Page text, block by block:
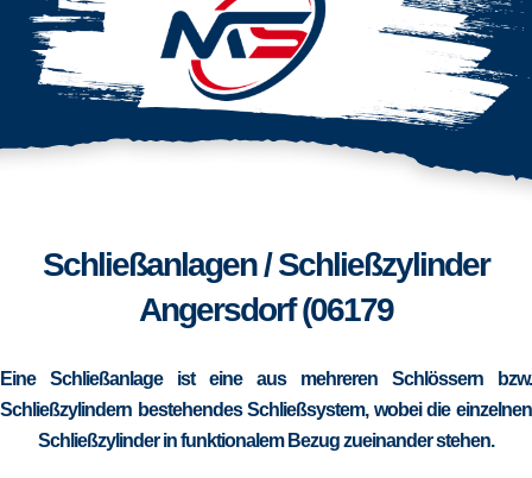
Schließanlagen / Schließzylinder
Angersdorf (06179
Eine Schließanlage ist eine aus mehreren Schlössern bzw.
Schließzylindern bestehendes Schließsystem, wobei die einzelnen
Schließzylinder in funktionalem Bezug zueinander stehen.